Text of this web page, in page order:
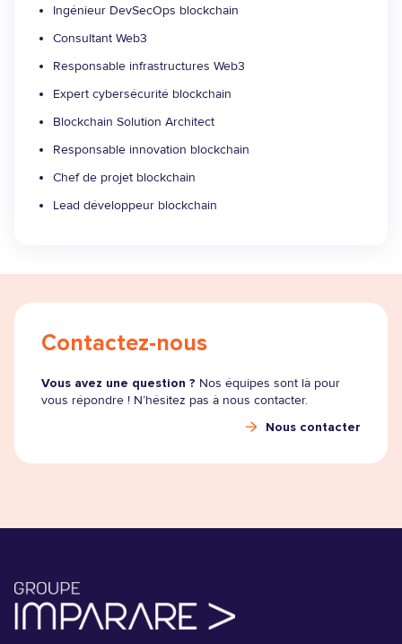
Ingénieur DevSecOps blockchain
Consultant Web3
Responsable infrastructures Web3
Expert cybersécurité blockchain
Blockchain Solution Architect
Responsable innovation blockchain
Chef de projet blockchain
Lead développeur blockchain
Contactez-nous
Vous avez une question ? Nos équipes sont là pour
vous répondre ! N’hésitez pas à nous contacter.
Nous contacter